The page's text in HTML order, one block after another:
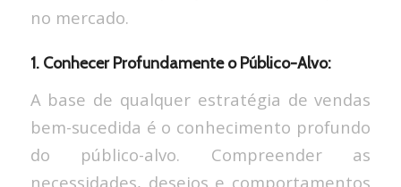
no mercado.
1. Conhecer Profundamente o Público-Alvo:
A base de qualquer estratégia de vendas
bem-sucedida é o conhecimento profundo
do público-alvo. Compreender as
necessidades, desejos e comportamentos